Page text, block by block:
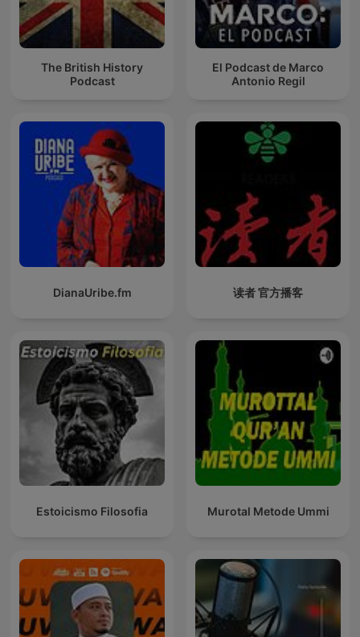
The British History
Podcast
El Podcast de Marco
Antonio Regil
DianaUribe.fm 读者 官方播客
Estoicismo Filosofia Murotal Metode Ummi